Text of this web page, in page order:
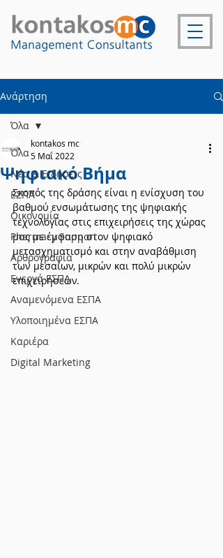
Ανάρτηση
Όλα
Νέα & Ειδήσεις
ΕΣΠΑ
Οικονομία
Pharmacy Support
Αρθρογραφία
Ενεργά ΕΣΠΑ
Αναμενόμενα ΕΣΠΑ
Υλοποιημένα ΕΣΠΑ
Καριέρα
Digital Marketing
Όλα
Ψηφιακό Βήμα
kontakos mc
5 Μαΐ 2022
Σκοπός της δράσης είναι η ενίσχυση του
βαθμού ενσωμάτωσης της ψηφιακής
τεχνολογίας στις επιχειρήσεις της χώρας
μας με έμφαση στον ψηφιακό
μετασχηματισμό και στην αναβάθμιση
των μεσαίων, μικρών και πολύ μικρών
επιχειρήσεων.